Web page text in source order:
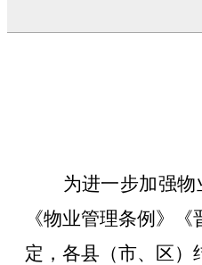
为进一步加强
《物业管理条例》
定，各县（市、区）